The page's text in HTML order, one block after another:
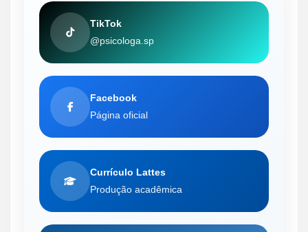
TikTok
@psicologa.sp
Facebook
Página oficial
Currículo Lattes
Produção acadêmica